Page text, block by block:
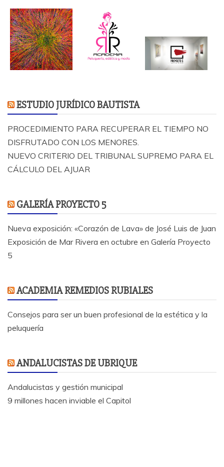
ESTUDIO JURÍDICO BAUTISTA
PROCEDIMIENTO PARA RECUPERAR EL TIEMPO NO
DISFRUTADO CON LOS MENORES.
NUEVO CRITERIO DEL TRIBUNAL SUPREMO PARA EL
CÁLCULO DEL AJUAR
GALERÍA PROYECTO 5
Nueva exposición: «Corazón de Lava» de José Luis de Juan
Exposición de Mar Rivera en octubre en Galería Proyecto
5
ACADEMIA REMEDIOS RUBIALES
Consejos para ser un buen profesional de la estética y la
peluquería
ANDALUCISTAS DE UBRIQUE
Andalucistas y gestión municipal
9 millones hacen inviable el Capitol